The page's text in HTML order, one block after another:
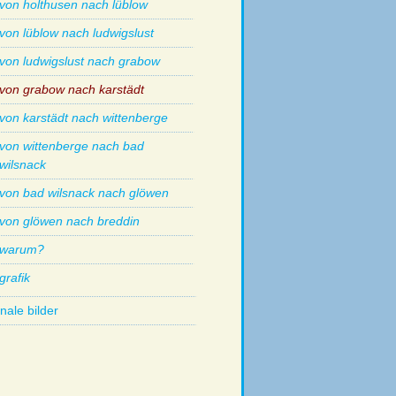
von holthusen nach lüblow
von lüblow nach ludwigslust
von ludwigslust nach grabow
von grabow nach karstädt
von karstädt nach wittenberge
von wittenberge nach bad
wilsnack
von bad wilsnack nach glöwen
von glöwen nach breddin
warum?
grafik
bilder